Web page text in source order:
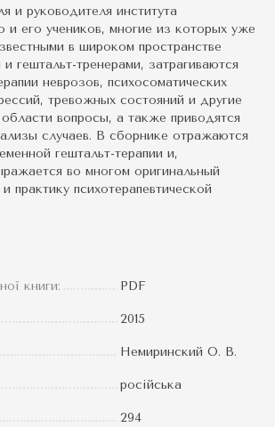
и руководителя института
и его учеников, многие из которых уже
в широком пространстве
и гештальт-тренерами, затрагиваются
неврозов, психосоматических
тревожных состояний и другие
вопросы, а также приводятся
случаев. В сборнике отражаются
гештальт-терапии и,
во многом оригинальный
практику психотерапевтической
книги: PDF
2015
Немиринский О. В.
російська
294